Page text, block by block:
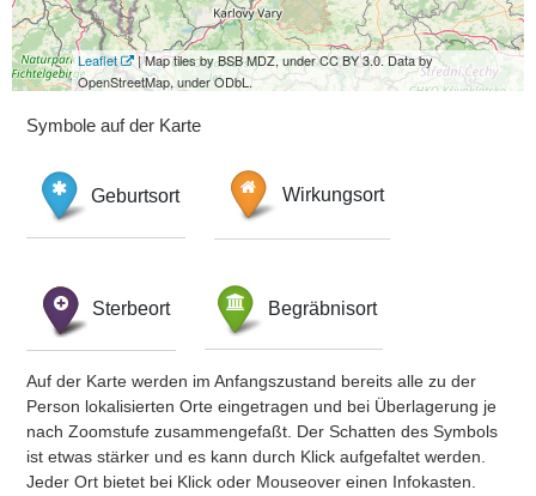
Leaflet
| Map tiles by BSB MDZ, under CC BY 3.0. Data by
OpenStreetMap, under ODbL.
Symbole auf der Karte
Geburtsort Wirkungsort
Sterbeort Begräbnisort
Auf der Karte werden im Anfangszustand bereits alle zu der
Person lokalisierten Orte eingetragen und bei Überlagerung je
nach Zoomstufe zusammengefaßt. Der Schatten des Symbols
ist etwas stärker und es kann durch Klick aufgefaltet werden.
Jeder Ort bietet bei Klick oder Mouseover einen Infokasten.